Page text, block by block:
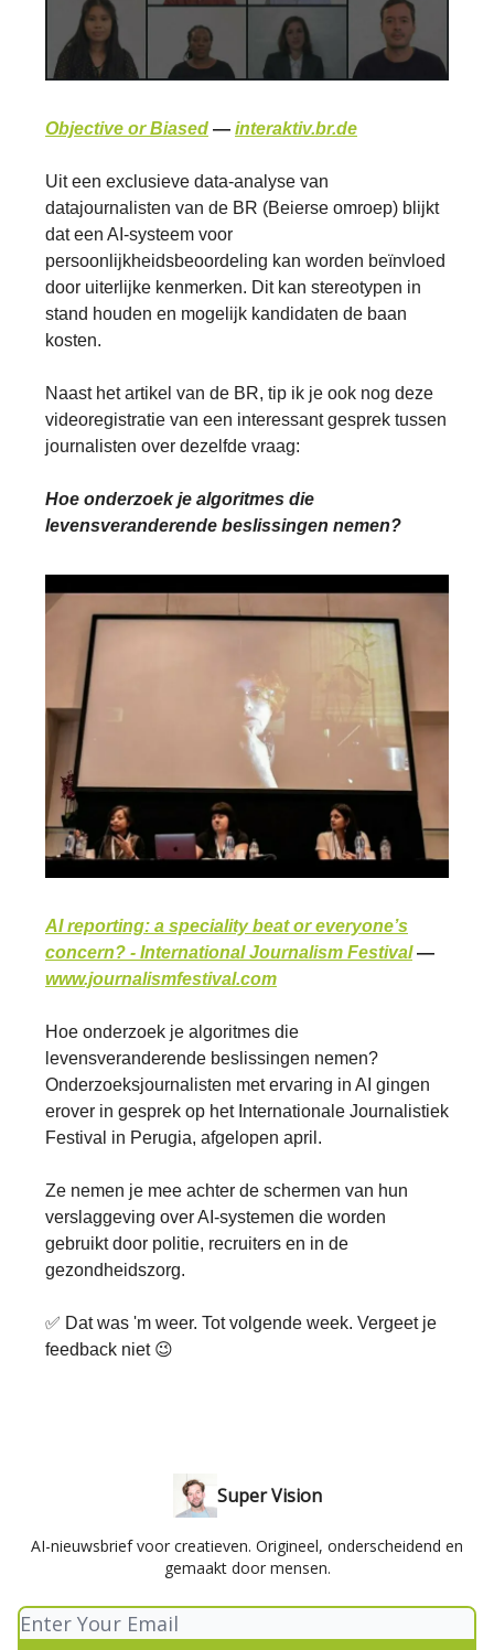
Objective or Biased — interaktiv.br.de
Uit een exclusieve data-analyse van
datajournalisten van de BR (Beierse omroep) blijkt
dat een AI-systeem voor
persoonlijkheidsbeoordeling kan worden beïnvloed
door uiterlijke kenmerken. Dit kan stereotypen in
stand houden en mogelijk kandidaten de baan
kosten.
Naast het artikel van de BR, tip ik je ook nog deze
videoregistratie van een interessant gesprek tussen
journalisten over dezelfde vraag:
Hoe onderzoek je algoritmes die
levensveranderende beslissingen nemen?
AI reporting: a speciality beat or everyone’s
concern? - International Journalism Festival—
www.journalismfestival.com
Hoe onderzoek je algoritmes die
levensveranderende beslissingen nemen?
Onderzoeksjournalisten met ervaring in AI gingen
erover in gesprek op het Internationale Journalistiek
Festival in Perugia, afgelopen april.
Ze nemen je mee achter de schermen van hun
verslaggeving over AI-systemen die worden
gebruikt door politie, recruiters en in de
gezondheidszorg.
✅ Dat was 'm weer. Tot volgende week. Vergeet je
feedback niet 😉
Super Vision
AI-nieuwsbrief voor creatieven. Origineel, onderscheidend en
gemaakt door mensen.